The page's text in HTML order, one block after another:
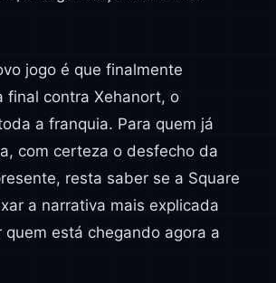
jogo é que finalmente
final contra Xehanort, o
a franquia. Para quem já
com certeza o desfecho da
resta saber se a Square
a narrativa mais explicada
quem está chegando agora a